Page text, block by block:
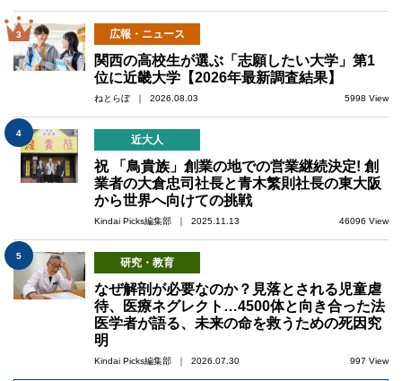
3 広報・ニュース
関西の高校生が選ぶ「志願したい大学」第1
位に近畿大学【2026年最新調査結果】
ねとらぼ ｜ 2026.08.03 5998 View
4
近大人
祝 「鳥貴族」創業の地での営業継続決定! 創
業者の大倉忠司社長と青木繁則社長の東大阪
から世界へ向けての挑戦
Kindai Picks編集部 ｜ 2025.11.13 46096 View
5
研究・教育
なぜ解剖が必要なのか？見落とされる児童虐
待、医療ネグレクト…4500体と向き合った法
医学者が語る、未来の命を救うための死因究
明
Kindai Picks編集部 ｜ 2026.07.30 997 View